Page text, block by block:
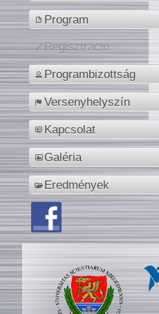
Program
Regisztráció
Programbizottság
Versenyhelyszín
Kapcsolat
Galéria
Eredmények